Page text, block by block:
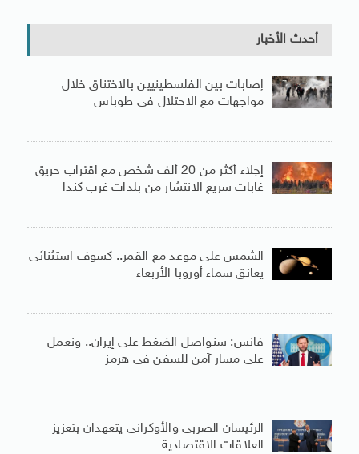
أحدث الأخبار
إصابات بين الفلسطينيين بالاختناق خلال
مواجهات مع الاحتلال فى طوباس
إجلاء أكثر من 20 ألف شخص مع اقتراب حريق
غابات سريع الانتشار من بلدات غرب كندا
الشمس على موعد مع القمر.. كسوف استثنائى
يعانق سماء أوروبا الأربعاء
فانس: سنواصل الضغط على إيران.. ونعمل
على مسار آمن للسفن فى هرمز
الرئيسان الصربى والأوكرانى يتعهدان بتعزيز
العلاقات الاقتصادية